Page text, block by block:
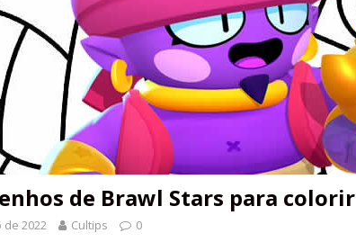
de Brawl Stars para colorir
2022 Cultips 0